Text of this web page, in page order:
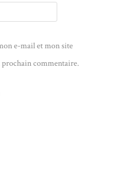
e-mail et mon site
commentaire.